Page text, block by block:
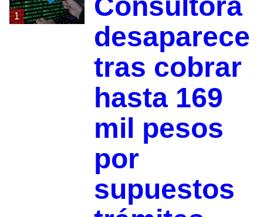
1
Consultora
desaparece
tras cobrar
hasta 169
mil pesos
por
supuestos